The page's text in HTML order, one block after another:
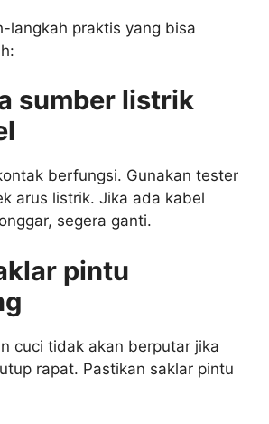
langkah praktis yang bisa
sumber listrik
berfungsi. Gunakan tester
arus listrik. Jika ada kabel
segera ganti.
pintu
cuci tidak akan berputar jika
rapat. Pastikan saklar pintu